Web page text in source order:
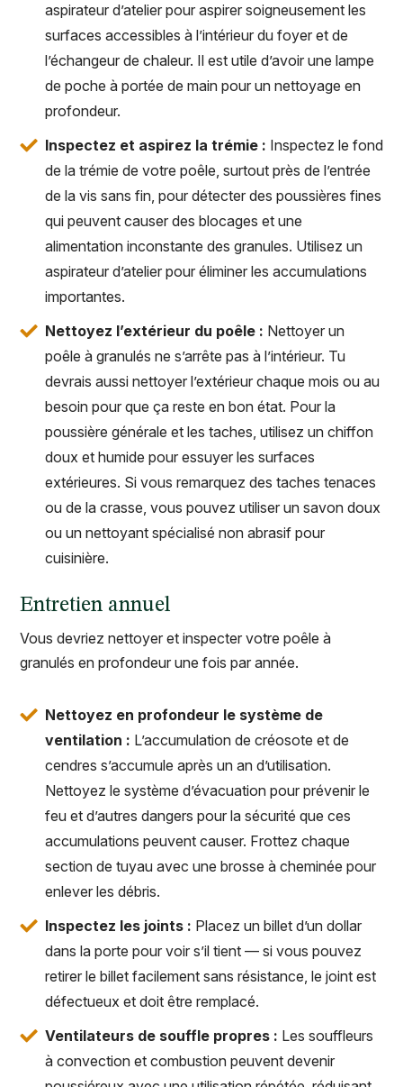
aspirateur d’atelier pour aspirer soigneusement les
surfaces accessibles à l’intérieur du foyer et de
l’échangeur de chaleur. Il est utile d’avoir une lampe
de poche à portée de main pour un nettoyage en
profondeur.
Inspectez et aspirez la trémie : Inspectez le fond
de la trémie de votre poêle, surtout près de l’entrée
de la vis sans fin, pour détecter des poussières fines
qui peuvent causer des blocages et une
alimentation inconstante des granules. Utilisez un
aspirateur d’atelier pour éliminer les accumulations
importantes.
Nettoyez l’extérieur du poêle : Nettoyer un
poêle à granulés ne s’arrête pas à l’intérieur. Tu
devrais aussi nettoyer l’extérieur chaque mois ou au
besoin pour que ça reste en bon état. Pour la
poussière générale et les taches, utilisez un chiffon
doux et humide pour essuyer les surfaces
extérieures. Si vous remarquez des taches tenaces
ou de la crasse, vous pouvez utiliser un savon doux
ou un nettoyant spécialisé non abrasif pour
cuisinière.
Entretien annuel
Vous devriez nettoyer et inspecter votre poêle à
granulés en profondeur une fois par année.
Nettoyez en profondeur le système de
ventilation : L’accumulation de créosote et de
cendres s’accumule après un an d’utilisation.
Nettoyez le système d’évacuation pour prévenir le
feu et d’autres dangers pour la sécurité que ces
accumulations peuvent causer. Frottez chaque
section de tuyau avec une brosse à cheminée pour
enlever les débris.
Inspectez les joints : Placez un billet d’un dollar
dans la porte pour voir s’il tient — si vous pouvez
retirer le billet facilement sans résistance, le joint est
défectueux et doit être remplacé.
Ventilateurs de souffle propres : Les souffleurs
à convection et combustion peuvent devenir